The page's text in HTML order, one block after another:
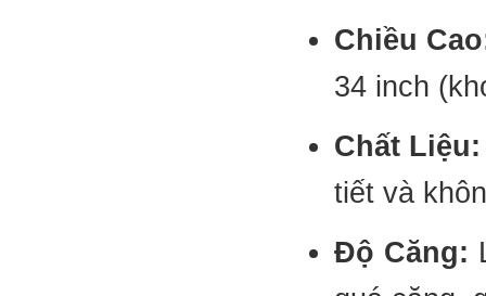
Chiều
34 inch
Chất Liệu:
tiết và
Độ Căng: